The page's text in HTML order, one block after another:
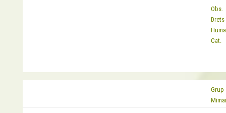
Obs.
Drets
Cat.
Grup